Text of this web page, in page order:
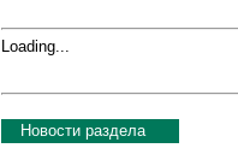
Loading...
Новости раздела